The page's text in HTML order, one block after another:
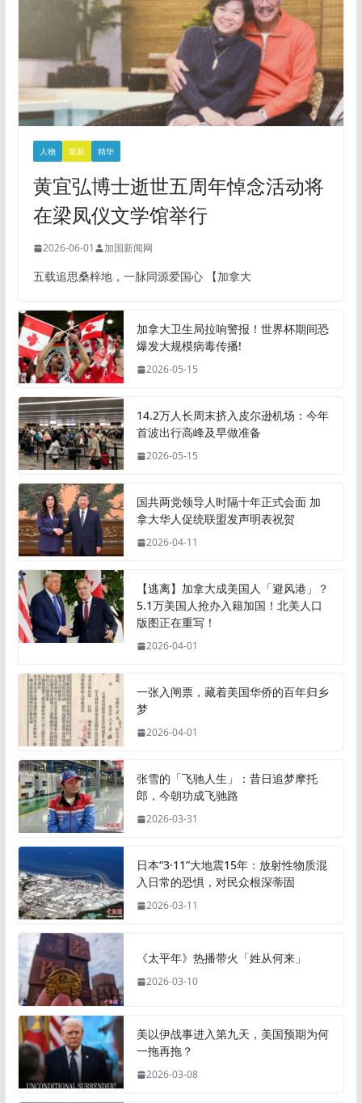
人物 最新 精华
黄宜弘博士逝世五周年悼念活动将
在梁凤仪文学馆举行
2026-06-01 加国新闻网
五载追思桑梓地，一脉同源爱国心 【加拿大
加拿大卫生局拉响警报！世界杯期间恐
爆发大规模病毒传播!
2026-05-15
14.2万人长周末挤入皮尔逊机场：今年
首波出行高峰及早做准备
2026-05-15
国共两党领导人时隔十年正式会面 加
拿大华人促统联盟发声明表祝贺
2026-04-11
【逃离】加拿大成美国人「避风港」？
5.1万美国人抢办入籍加国！北美人口
版图正在重写！
2026-04-01
一张入闸票，藏着美国华侨的百年归乡
梦
2026-04-01
张雪的「飞驰人生」：昔日追梦摩托
郎，今朝功成飞驰路
2026-03-31
日本“3·11”大地震15年：放射性物质混
入日常的恐惧，对民众根深蒂固
2026-03-11
《太平年》热播带火「姓从何来」
2026-03-10
美以伊战事进入第九天，美国预期为何
一拖再拖？
2026-03-08